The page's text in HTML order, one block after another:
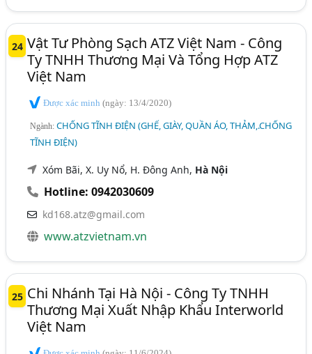
24 Vật Tư Phòng Sạch ATZ Việt Nam - Công
Ty TNHH Thương Mại Và Tổng Hợp ATZ
Việt Nam
Được xác minh(ngày: 13/4/2020)
Ngành:CHỐNG TĨNH ĐIỆN (GHẾ, GIÀY, QUẦN ÁO, THẢM,.CHỐNG
TĨNH ĐIỆN)
Xóm Bãi, X. Uy Nổ, H. Đông Anh, Hà Nội
Hotline: 0942030609
kd168.atz@gmail.com
www.atzvietnam.vn
25 Chi Nhánh Tại Hà Nội - Công Ty TNHH
Thương Mại Xuất Nhập Khẩu Interworld
Việt Nam